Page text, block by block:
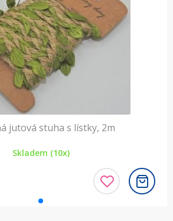
jutová stuha s lístky, 2m
Skladem (10x)